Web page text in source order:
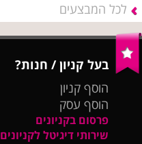
לכל המבצעים
בעל קניון / חנות?
הוסף קניון
הוסף עסק
פרסום בקניונים
שירותי דיגיטל לקניונים